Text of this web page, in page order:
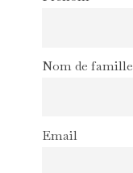
Nom de famille
Email